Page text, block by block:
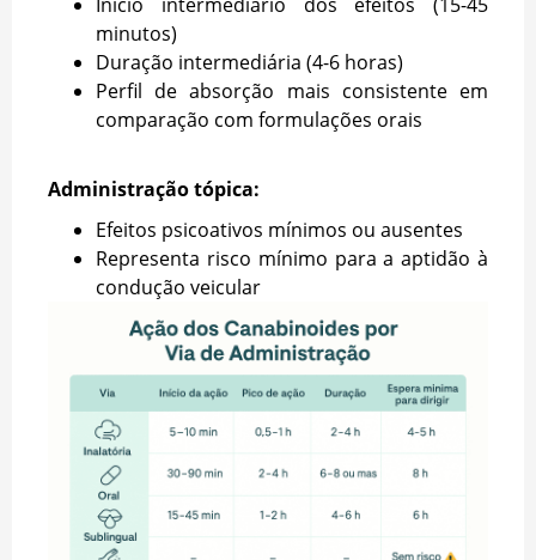
minutos)
Duração intermediária (4-6 horas)
Perfil de absorção mais consistente em
comparação com formulações orais
Administração tópica:
Efeitos psicoativos mínimos ou ausentes
Representa risco mínimo para a aptidão à
condução veicular